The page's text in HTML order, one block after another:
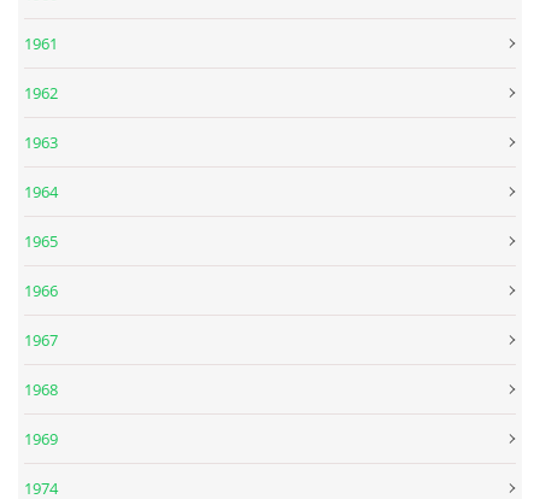
DISKOGRAFIE - EP II
DISKOGRAFIE - ALBA ŘADOVÁ
DISKOGRAFIE - ALBA RARITY
1961
1962
1963
1964
1965
1966
1967
1968
1969
1974